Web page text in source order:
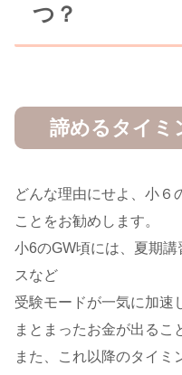
つ？
諦めるタイミ
どんな理由にせよ、小６
ことをお勧めします。
小6のGW頃には、夏期
スなど
受験モードが一気に加速
まとまったお金が出るこ
また、これ以降のタイミ